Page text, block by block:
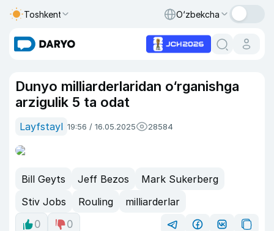
Toshkent O‘zbekcha
Dunyo milliarderlaridan o‘rganishga
arzigulik 5 ta odat
Layfstayl 19:56 / 16.05.2025 28584
Bill Geyts Jeff Bezos
Mark Sukerberg
Stiv Jobs
Rouling
milliarderlar
0
0